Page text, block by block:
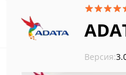
Версия: